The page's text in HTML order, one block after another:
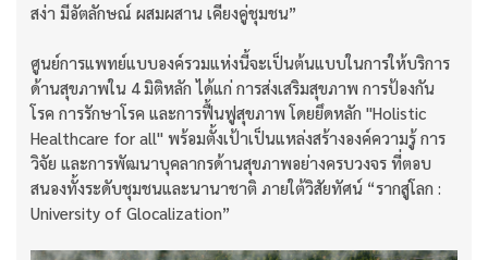
สง่า มีอัตลักษณ์ ผสมผสาน เคียงคู่ชุมชน”
ศูนย์การแพทย์แบบองค์รวมแห่งนี้จะเป็นต้นแบบในการให้บริการ
ด้านสุขภาพใน 4 มิติหลัก ได้แก่ การส่งเสริมสุขภาพ การป้องกัน
โรค การรักษาโรค และการฟื้นฟูสุขภาพ โดยยึดหลัก "Holistic
Healthcare for all" พร้อมตั้งเป้าเป็นแหล่งสร้างองค์ความรู้ การ
วิจัย และการพัฒนาบุคลากรด้านสุขภาพอย่างครบวงจร ที่ตอบ
สนองทั้งระดับชุมชนและนานาชาติ ภายใต้วิสัยทัศน์ “รากสู่โลก :
University of Glocalization”